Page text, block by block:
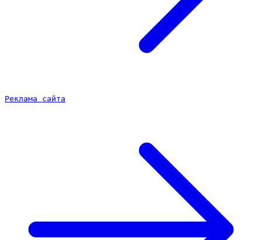
Реклама сайта